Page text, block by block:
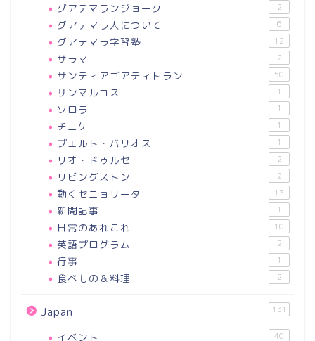
グアテマランジョーク 2
グアテマラ人について 6
グアテマラ学習塾 12
サラマ 2
サンティアゴアティトラン 50
サンマルコス 1
ソロラ 1
チニケ 1
プエルト・バリオス 1
リオ・ドゥルセ 2
リビングストン 2
動くセニョリータ 13
新聞記事 1
日常のあれこれ 10
英語プログラム 2
行事 1
食べもの＆料理 2
Japan 131
イベント 40